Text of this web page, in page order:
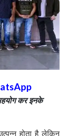
कर इनके
होता है लेकिन